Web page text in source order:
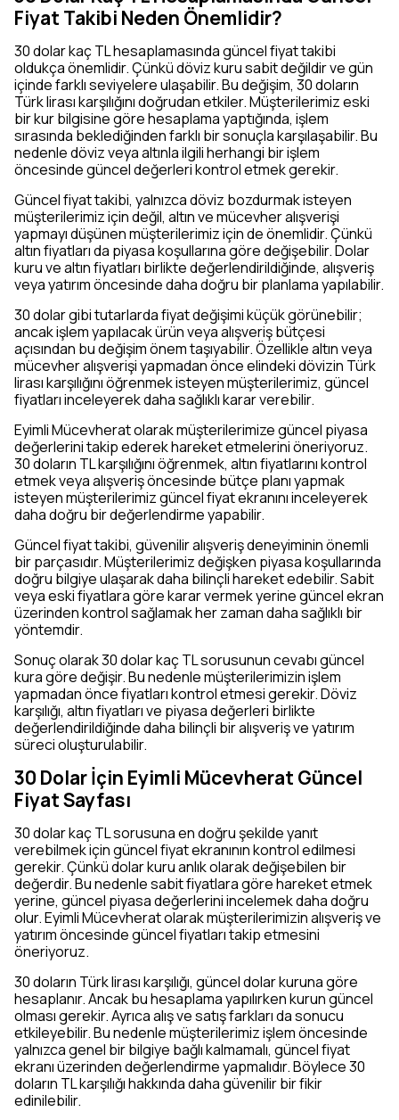
Fiyat Takibi Neden Önemlidir?
30 dolar kaç TL hesaplamasında güncel fiyat takibi
oldukça önemlidir. Çünkü döviz kuru sabit değildir ve gün
içinde farklı seviyelere ulaşabilir. Bu değişim, 30 doların
Türk lirası karşılığını doğrudan etkiler. Müşterilerimiz eski
bir kur bilgisine göre hesaplama yaptığında, işlem
sırasında beklediğinden farklı bir sonuçla karşılaşabilir. Bu
nedenle döviz veya altınla ilgili herhangi bir işlem
öncesinde güncel değerleri kontrol etmek gerekir.
Güncel fiyat takibi, yalnızca döviz bozdurmak isteyen
müşterilerimiz için değil, altın ve mücevher alışverişi
yapmayı düşünen müşterilerimiz için de önemlidir. Çünkü
altın fiyatları da piyasa koşullarına göre değişebilir. Dolar
kuru ve altın fiyatları birlikte değerlendirildiğinde, alışveriş
veya yatırım öncesinde daha doğru bir planlama yapılabilir.
30 dolar gibi tutarlarda fiyat değişimi küçük görünebilir;
ancak işlem yapılacak ürün veya alışveriş bütçesi
açısından bu değişim önem taşıyabilir. Özellikle altın veya
mücevher alışverişi yapmadan önce elindeki dövizin Türk
lirası karşılığını öğrenmek isteyen müşterilerimiz, güncel
fiyatları inceleyerek daha sağlıklı karar verebilir.
Eyimli Mücevherat olarak müşterilerimize güncel piyasa
değerlerini takip ederek hareket etmelerini öneriyoruz.
30 doların TL karşılığını öğrenmek, altın fiyatlarını kontrol
etmek veya alışveriş öncesinde bütçe planı yapmak
isteyen müşterilerimiz güncel fiyat ekranını inceleyerek
daha doğru bir değerlendirme yapabilir.
Güncel fiyat takibi, güvenilir alışveriş deneyiminin önemli
bir parçasıdır. Müşterilerimiz değişken piyasa koşullarında
doğru bilgiye ulaşarak daha bilinçli hareket edebilir. Sabit
veya eski fiyatlara göre karar vermek yerine güncel ekran
üzerinden kontrol sağlamak her zaman daha sağlıklı bir
yöntemdir.
Sonuç olarak 30 dolar kaç TL sorusunun cevabı güncel
kura göre değişir. Bu nedenle müşterilerimizin işlem
yapmadan önce fiyatları kontrol etmesi gerekir. Döviz
karşılığı, altın fiyatları ve piyasa değerleri birlikte
değerlendirildiğinde daha bilinçli bir alışveriş ve yatırım
süreci oluşturulabilir.
30 Dolar İçin Eyimli Mücevherat Güncel
Fiyat Sayfası
30 dolar kaç TL sorusuna en doğru şekilde yanıt
verebilmek için güncel fiyat ekranının kontrol edilmesi
gerekir. Çünkü dolar kuru anlık olarak değişebilen bir
değerdir. Bu nedenle sabit fiyatlara göre hareket etmek
yerine, güncel piyasa değerlerini incelemek daha doğru
olur. Eyimli Mücevherat olarak müşterilerimizin alışveriş ve
yatırım öncesinde güncel fiyatları takip etmesini
öneriyoruz.
30 doların Türk lirası karşılığı, güncel dolar kuruna göre
hesaplanır. Ancak bu hesaplama yapılırken kurun güncel
olması gerekir. Ayrıca alış ve satış farkları da sonucu
etkileyebilir. Bu nedenle müşterilerimiz işlem öncesinde
yalnızca genel bir bilgiye bağlı kalmamalı, güncel fiyat
ekranı üzerinden değerlendirme yapmalıdır. Böylece 30
doların TL karşılığı hakkında daha güvenilir bir fikir
edinilebilir.